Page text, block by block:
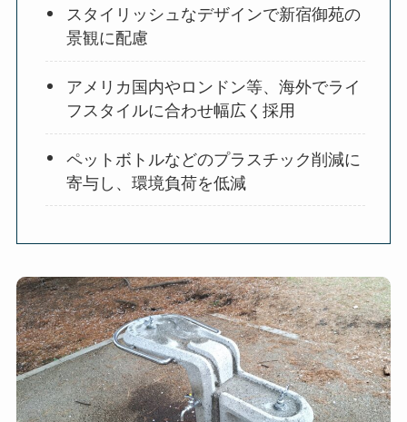
スタイリッシュなデザインで新宿御苑の
景観に配慮
アメリカ国内やロンドン等、海外でライ
フスタイルに合わせ幅広く採用
ペットボトルなどのプラスチック削減に
寄与し、環境負荷を低減